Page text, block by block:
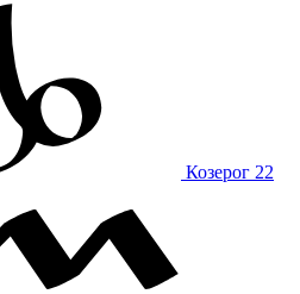
Козерог 22